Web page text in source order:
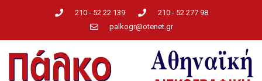
210 - 52 22 139
210 - 52 277 98
palkogr@otenet.gr